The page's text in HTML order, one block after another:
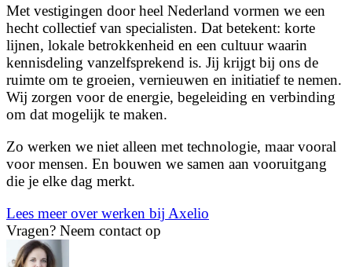
Met vestigingen door heel Nederland vormen we een
hecht collectief van specialisten. Dat betekent: korte
lijnen, lokale betrokkenheid en een cultuur waarin
kennisdeling vanzelfsprekend is. Jij krijgt bij ons de
ruimte om te groeien, vernieuwen en initiatief te nemen.
Wij zorgen voor de energie, begeleiding en verbinding
om dat mogelijk te maken.
Zo werken we niet alleen met technologie, maar vooral
voor mensen. En bouwen we samen aan vooruitgang
die je elke dag merkt.
Lees meer over werken bij Axelio
Vragen? Neem contact op